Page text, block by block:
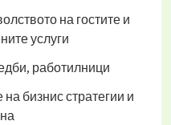
на гостите и
услуги
работилници
бизнис стратегии и